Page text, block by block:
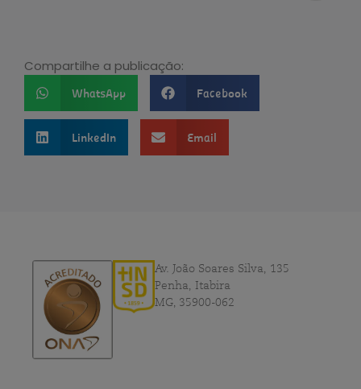
Compartilhe a publicação:
WhatsApp Facebook
LinkedIn Email
Av. João Soares Silva, 135
Penha, Itabira
MG, 35900-062